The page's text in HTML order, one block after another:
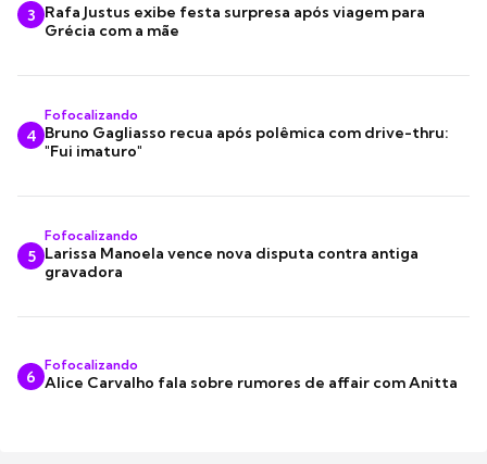
3 Rafa Justus exibe festa surpresa após viagem para
Grécia com a mãe
4
Fofocalizando
Bruno Gagliasso recua após polêmica com drive-thru:
"Fui imaturo"
5
Fofocalizando
Larissa Manoela vence nova disputa contra antiga
gravadora
6
Fofocalizando
Alice Carvalho fala sobre rumores de affair com Anitta